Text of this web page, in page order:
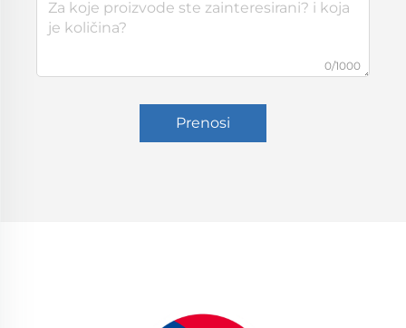
0/1000
Prenosi